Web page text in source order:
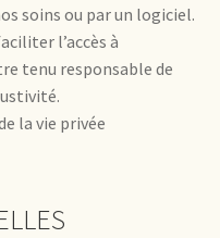
soins ou par un logiciel.
l’accès à
tenu responsable de
la vie privée